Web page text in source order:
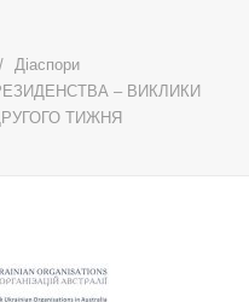
Діаспори
– ВИКЛИКИ
ТИЖНЯ